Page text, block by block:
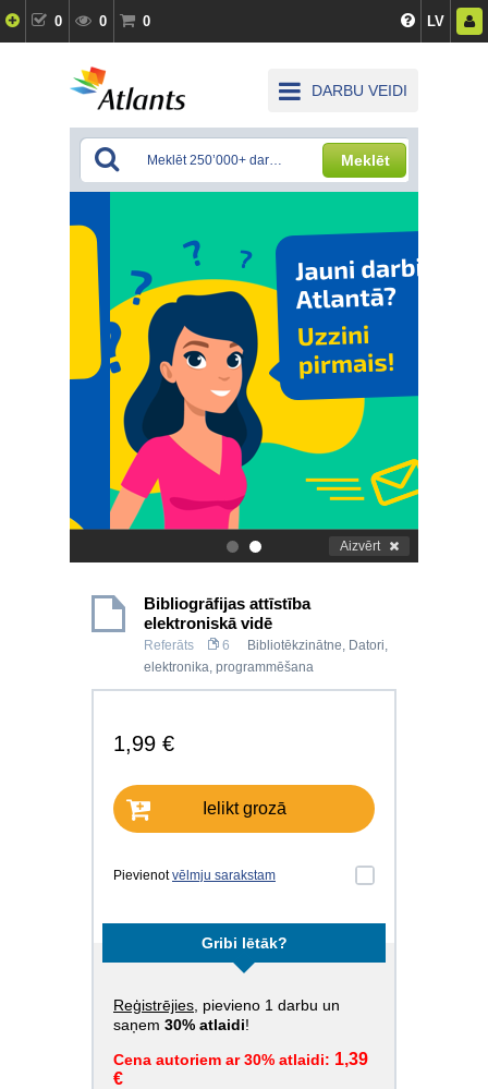
0 0 0 LV
DARBU VEIDI
Meklēt
. Aizvērt
Bibliogrāfijas attīstība
elektroniskā vidē
Referāts 6 Bibliotēkzinātne, Datori,
elektronika, programmēšana
1,99 €
Ielikt grozā
Pievienotvēlmju sarakstam
Gribi lētāk?
Reģistrējies , pievieno 1 darbu un
saņem 30% atlaidi!
Cena autoriem ar 30% atlaidi: 1,39
€